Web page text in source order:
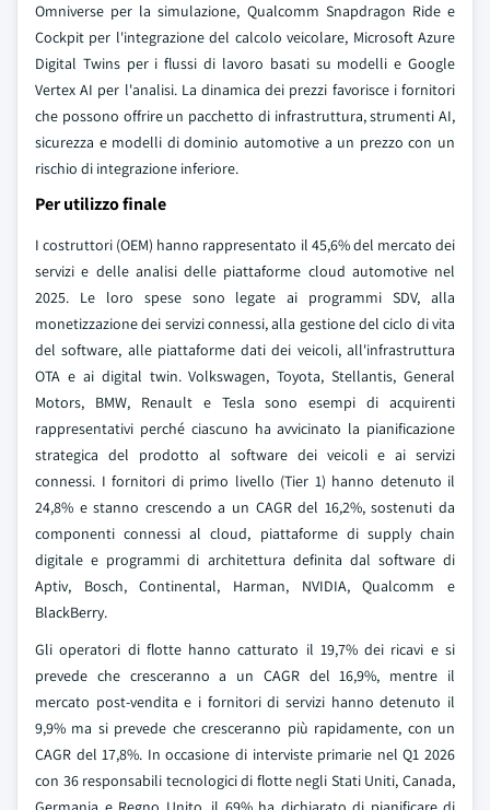
Omniverse per la simulazione, Qualcomm Snapdragon Ride e
Cockpit per l'integrazione del calcolo veicolare, Microsoft Azure
Digital Twins per i flussi di lavoro basati su modelli e Google
Vertex AI per l'analisi. La dinamica dei prezzi favorisce i fornitori
che possono offrire un pacchetto di infrastruttura, strumenti AI,
sicurezza e modelli di dominio automotive a un prezzo con un
rischio di integrazione inferiore.
Per utilizzo finale
I costruttori (OEM) hanno rappresentato il 45,6% del mercato dei
servizi e delle analisi delle piattaforme cloud automotive nel
2025. Le loro spese sono legate ai programmi SDV, alla
monetizzazione dei servizi connessi, alla gestione del ciclo di vita
del software, alle piattaforme dati dei veicoli, all'infrastruttura
OTA e ai digital twin. Volkswagen, Toyota, Stellantis, General
Motors, BMW, Renault e Tesla sono esempi di acquirenti
rappresentativi perché ciascuno ha avvicinato la pianificazione
strategica del prodotto al software dei veicoli e ai servizi
connessi. I fornitori di primo livello (Tier 1) hanno detenuto il
24,8% e stanno crescendo a un CAGR del 16,2%, sostenuti da
componenti connessi al cloud, piattaforme di supply chain
digitale e programmi di architettura definita dal software di
Aptiv, Bosch, Continental, Harman, NVIDIA, Qualcomm e
BlackBerry.
Gli operatori di flotte hanno catturato il 19,7% dei ricavi e si
prevede che cresceranno a un CAGR del 16,9%, mentre il
mercato post-vendita e i fornitori di servizi hanno detenuto il
9,9% ma si prevede che cresceranno più rapidamente, con un
CAGR del 17,8%. In occasione di interviste primarie nel Q1 2026
con 36 responsabili tecnologici di flotte negli Stati Uniti, Canada,